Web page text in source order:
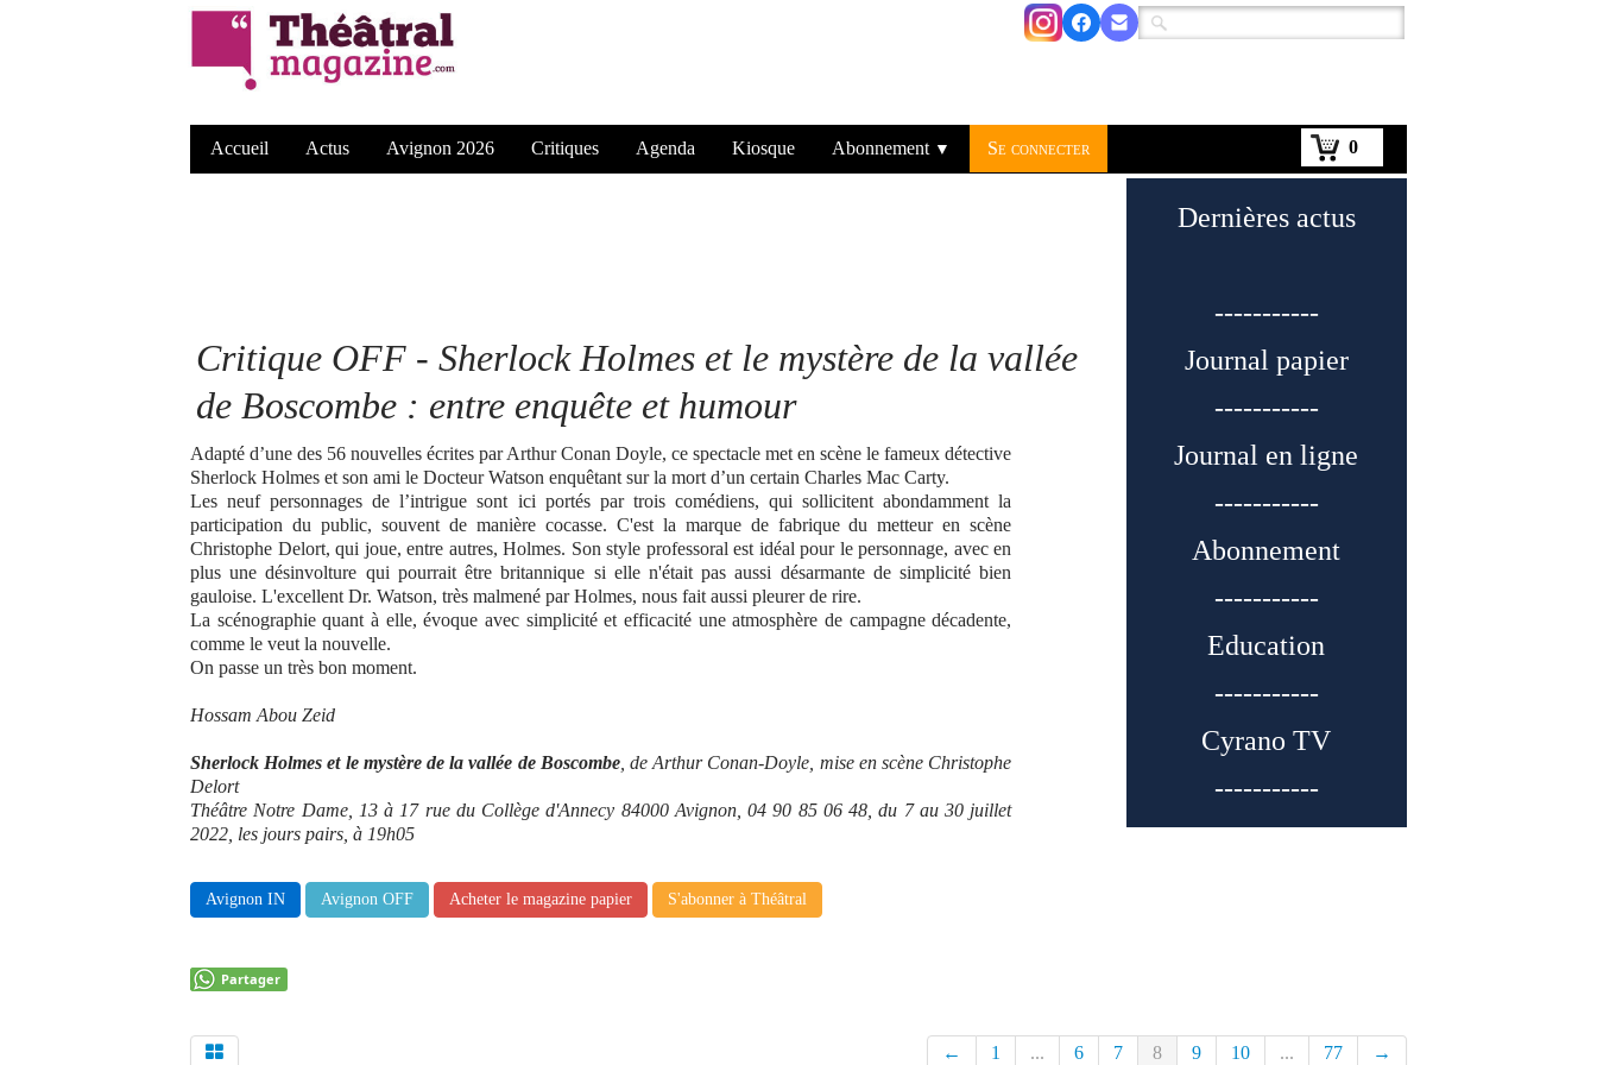
0
Accueil Actus Avignon 2026 Critiques Agenda Kiosque Abonnement ▼ Se connecter
Critique OFF - Sherlock Holmes et le mystère de la vallée
de Boscombe : entre enquête et humour
Adapté d’une des 56 nouvelles écrites par Arthur Conan Doyle, ce spectacle met en scène le fameux détective
Sherlock Holmes et son ami le Docteur Watson enquêtant sur la mort d’un certain Charles Mac Carty.
Les neuf personnages de l’intrigue sont ici portés par trois comédiens, qui sollicitent abondamment la
participation du public, souvent de manière cocasse. C'est la marque de fabrique du metteur en scène
Christophe Delort, qui joue, entre autres, Holmes. Son style professoral est idéal pour le personnage, avec en
plus une désinvolture qui pourrait être britannique si elle n'était pas aussi désarmante de simplicité bien
gauloise. L'excellent Dr. Watson, très malmené par Holmes, nous fait aussi pleurer de rire.
La scénographie quant à elle, évoque avec simplicité et efficacité une atmosphère de campagne décadente,
comme le veut la nouvelle.
On passe un très bon moment.
Hossam Abou Zeid
Sherlock Holmes et le mystère de la vallée de Boscombe, de Arthur Conan-Doyle, mise en scène Christophe
Delort
Théâtre Notre Dame, 13 à 17 rue du Collège d'Annecy 84000 Avignon, 04 90 85 06 48, du 7 au 30 juillet
2022, les jours pairs, à 19h05
Avignon IN Avignon OFF Acheter le magazine papier S'abonner à Théâtral
Partager
Dernières actus
-----------
Journal papier
-----------
Journal en ligne
-----------
Abonnement
-----------
Education
-----------
Cyrano TV
-----------
← 1 ... 6 7 8 9 10 ... 77 →